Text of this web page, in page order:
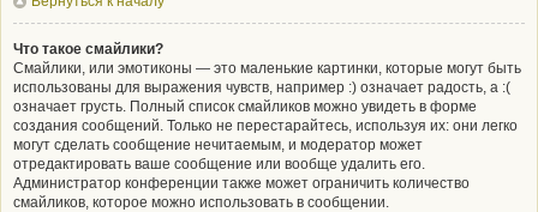
Что такое смайлики?
Смайлики, или эмотиконы — это маленькие картинки, которые могут быть
использованы для выражения чувств, например :) означает радость, а :(
означает грусть. Полный список смайликов можно увидеть в форме
создания сообщений. Только не перестарайтесь, используя их: они легко
могут сделать сообщение нечитаемым, и модератор может
отредактировать ваше сообщение или вообще удалить его.
Администратор конференции также может ограничить количество
смайликов, которое можно использовать в сообщении.